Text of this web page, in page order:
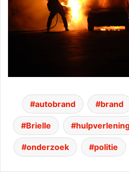
autobrand brand
Brielle
onderzoek politie